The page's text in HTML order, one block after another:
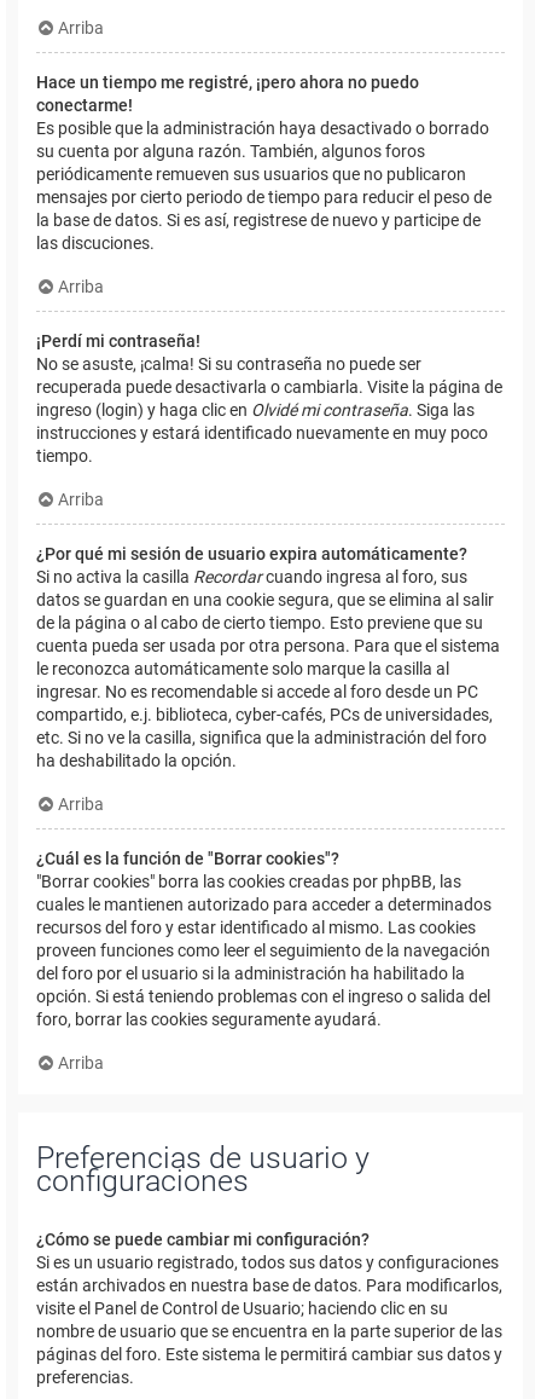
Arriba
Hace un tiempo me registré, ¡pero ahora no puedo
conectarme!
Es posible que la administración haya desactivado o borrado
su cuenta por alguna razón. También, algunos foros
periódicamente remueven sus usuarios que no publicaron
mensajes por cierto periodo de tiempo para reducir el peso de
la base de datos. Si es así, registrese de nuevo y participe de
las discuciones.
Arriba
¡Perdí mi contraseña!
No se asuste, ¡calma! Si su contraseña no puede ser
recuperada puede desactivarla o cambiarla. Visite la página de
ingreso (login) y haga clic en Olvidé mi contraseña. Siga las
instrucciones y estará identificado nuevamente en muy poco
tiempo.
Arriba
¿Por qué mi sesión de usuario expira automáticamente?
Si no activa la casilla Recordarcuando ingresa al foro, sus
datos se guardan en una cookie segura, que se elimina al salir
de la página o al cabo de cierto tiempo. Esto previene que su
cuenta pueda ser usada por otra persona. Para que el sistema
le reconozca automáticamente solo marque la casilla al
ingresar. No es recomendable si accede al foro desde un PC
compartido, e.j. biblioteca, cyber-cafés, PCs de universidades,
etc. Si no ve la casilla, significa que la administración del foro
ha deshabilitado la opción.
Arriba
¿Cuál es la función de "Borrar cookies"?
"Borrar cookies" borra las cookies creadas por phpBB, las
cuales le mantienen autorizado para acceder a determinados
recursos del foro y estar identificado al mismo. Las cookies
proveen funciones como leer el seguimiento de la navegación
del foro por el usuario si la administración ha habilitado la
opción. Si está teniendo problemas con el ingreso o salida del
foro, borrar las cookies seguramente ayudará.
Arriba
Preferencias de usuario y
configuraciones
¿Cómo se puede cambiar mi configuración?
Si es un usuario registrado, todos sus datos y configuraciones
están archivados en nuestra base de datos. Para modificarlos,
visite el Panel de Control de Usuario; haciendo clic en su
nombre de usuario que se encuentra en la parte superior de las
páginas del foro. Este sistema le permitirá cambiar sus datos y
preferencias.